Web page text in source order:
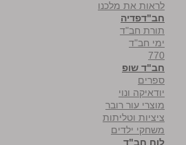
לראות את מלכנו
חב"דפדיה
תורת חב"ד
ימי חב"ד
770
חב"ד שופ
ספרים
יודאיקה ונוי
מוצרי עור רובר
ציציות וטליתות
משחקי ילדים
לוח חב"ד